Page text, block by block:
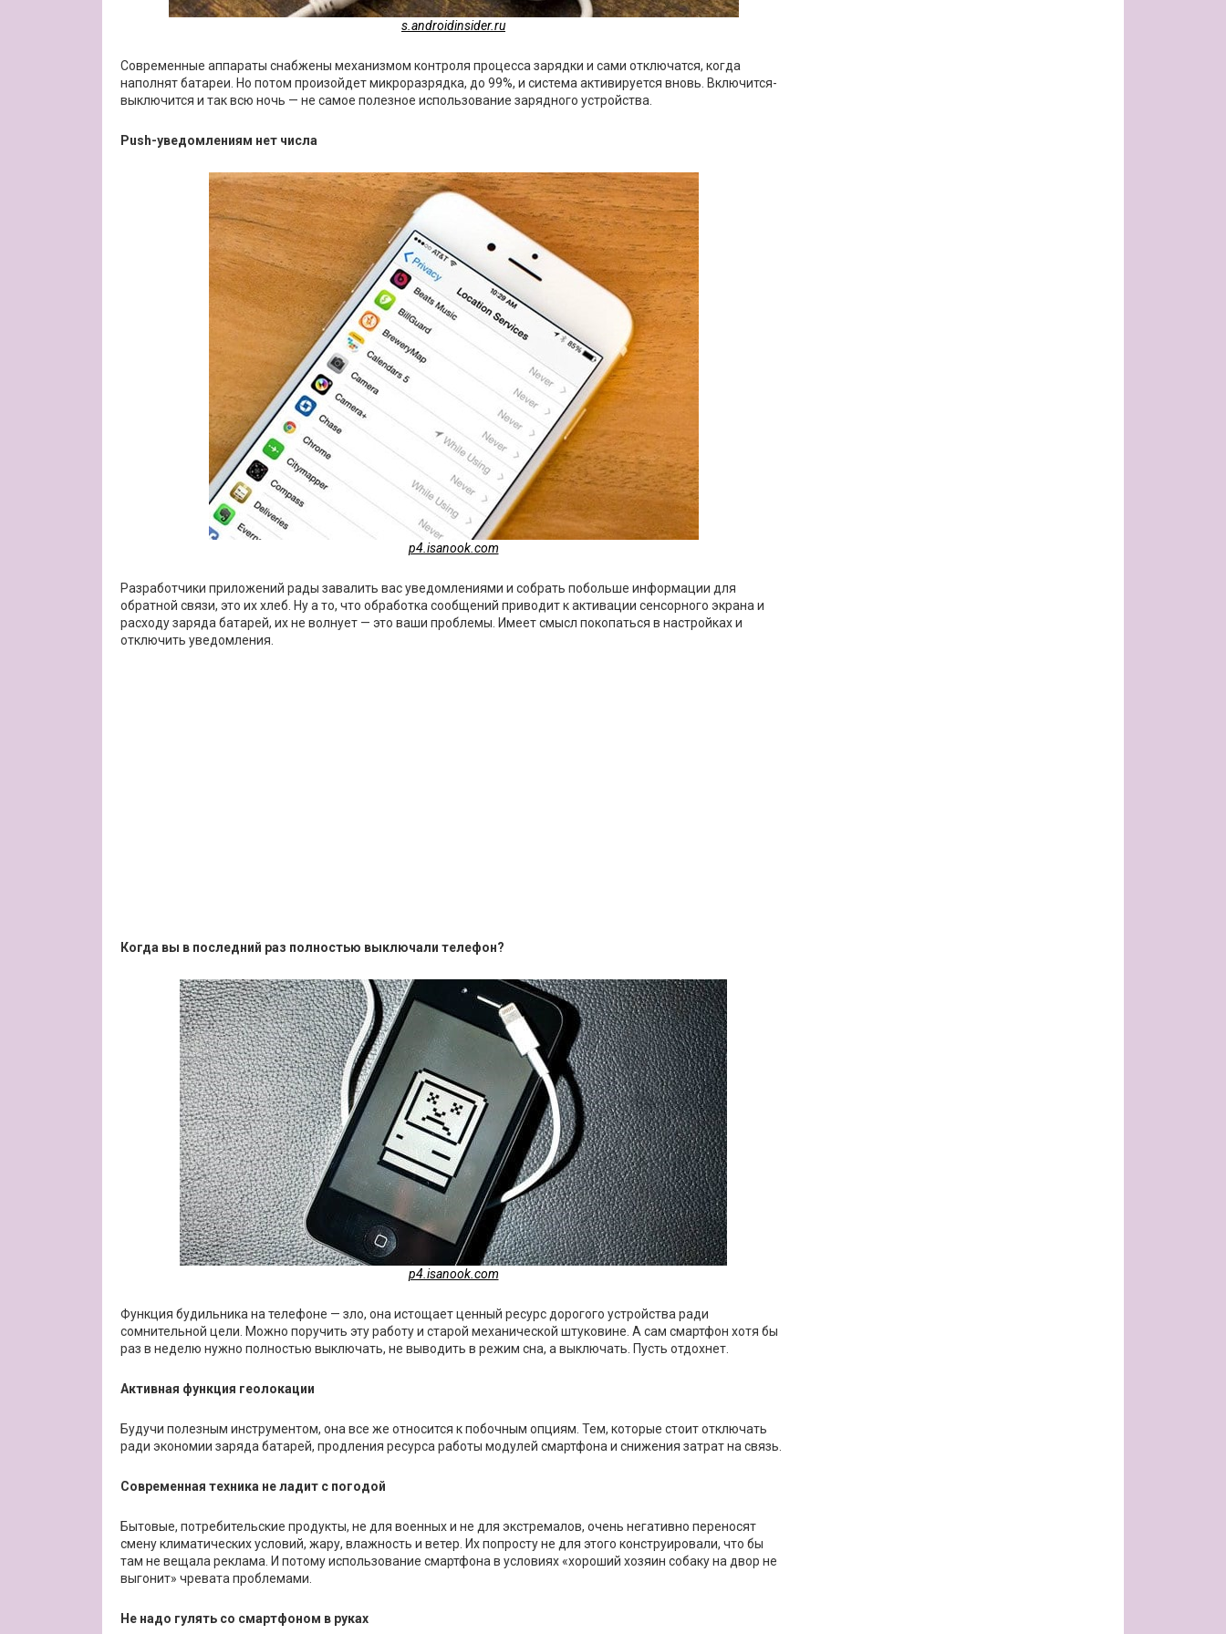
s.androidinsider.ru
Современные аппараты снабжены механизмом контроля процесса зарядки и сами отключатся, когда
наполнят батареи. Но потом произойдет микроразрядка, до 99%, и система активируется вновь. Включится-
выключится и так всю ночь — не самое полезное использование зарядного устройства.
Push-уведомлениям нет числа
p4.isanook.com
Разработчики приложений рады завалить вас уведомлениями и собрать побольше информации для
обратной связи, это их хлеб. Ну а то, что обработка сообщений приводит к активации сенсорного экрана и
расходу заряда батарей, их не волнует — это ваши проблемы. Имеет смысл покопаться в настройках и
отключить уведомления.
Когда вы в последний раз полностью выключали телефон?
p4.isanook.com
Функция будильника на телефоне — зло, она истощает ценный ресурс дорогого устройства ради
сомнительной цели. Можно поручить эту работу и старой механической штуковине. А сам смартфон хотя бы
раз в неделю нужно полностью выключать, не выводить в режим сна, а выключать. Пусть отдохнет.
Активная функция геолокации
Будучи полезным инструментом, она все же относится к побочным опциям. Тем, которые стоит отключать
ради экономии заряда батарей, продления ресурса работы модулей смартфона и снижения затрат на связь.
Современная техника не ладит с погодой
Бытовые, потребительские продукты, не для военных и не для экстремалов, очень негативно переносят
смену климатических условий, жару, влажность и ветер. Их попросту не для этого конструировали, что бы
там не вещала реклама. И потому использование смартфона в условиях «хороший хозяин собаку на двор не
выгонит» чревата проблемами.
Не надо гулять со смартфоном в руках